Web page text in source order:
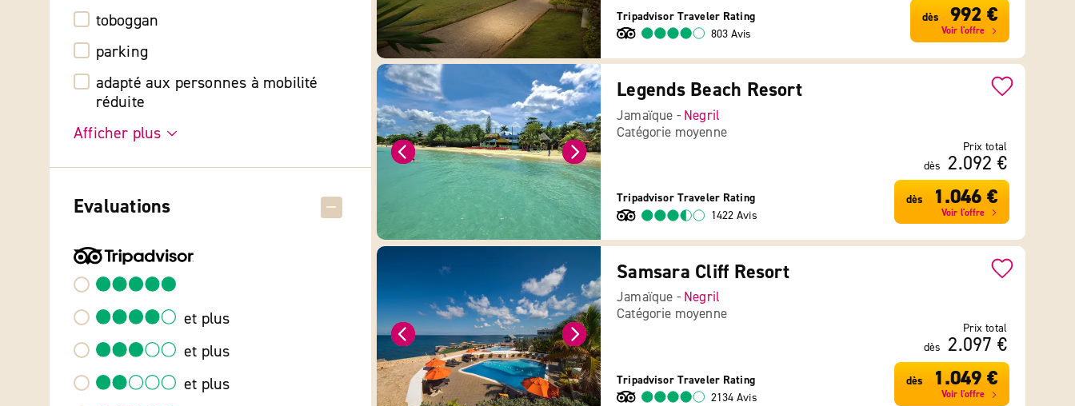
toboggan
parking
adapté aux personnes à mobilité
réduite
Afficher plus
Evaluations
et plus
et plus
et plus
Tripadvisor Traveler Rating
803 Avis
dès 992 €
Voir l'offre
Legends Beach Resort
Jamaïque - Negril
Catégorie moyenne
Tripadvisor Traveler Rating
1422 Avis
Prix total
dès
2.092 €
dès 1.046 €
Voir l'offre
Samsara Cliff Resort
Jamaïque - Negril
Catégorie moyenne
Tripadvisor Traveler Rating
2134 Avis
Prix total
dès
2.097 €
dès 1.049 €
Voir l'offre